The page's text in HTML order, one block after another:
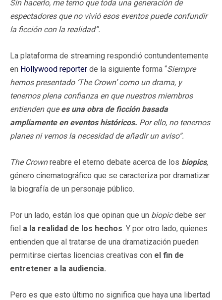
Sin hacerlo, me temo que toda una generación de
espectadores que no vivió esos eventos puede confundir
la ficción con la realidad”.
La plataforma de streaming respondió contundentemente
en Hollywood reporter de la siguiente forma “Siempre
hemos presentado ‘The Crown’ como un drama, y
tenemos plena confianza en que nuestros miembros
entienden quees una obra de ficción basada
ampliamente en eventos históricos. Por ello, no tenemos
planes ni vemos la necesidad de añadir un aviso”.
The Crownreabre el eterno debate acerca de los biopics,
género cinematográfico que se caracteriza por dramatizar
la biografía de un personaje público.
Por un lado, están los que opinan que un biopicdebe ser
fiel a la realidad de los hechos. Y por otro lado, quienes
entienden que al tratarse de una dramatización pueden
permitirse ciertas licencias creativas con el fin de
entretener a la audiencia.
Pero es que esto último no significa que haya una libertad